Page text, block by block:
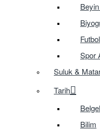
Futbol
Spor
Suluk &
Tarih
Bilim